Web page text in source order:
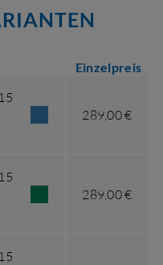
Einzelpreis
289,00 €
289,00 €